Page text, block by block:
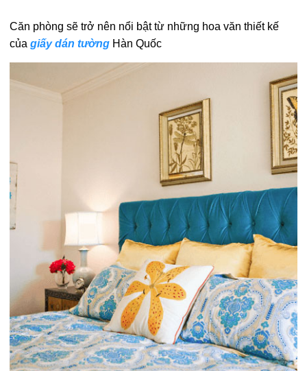
Căn phòng sẽ trở nên nổi bật từ những hoa văn thiết kế
củagiấy dán tường Hàn Quốc